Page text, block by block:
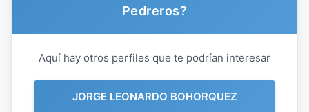
Pedreros?
Aquí hay otros perfiles que te podrían interesar
JORGE LEONARDO BOHORQUEZ